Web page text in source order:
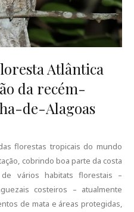
Atlântica
da recém-
de-Alagoas
florestas tropicais do mundo
cobrindo boa parte da costa
vários habitats florestais –
costeiros – atualmente
de mata e áreas protegidas,